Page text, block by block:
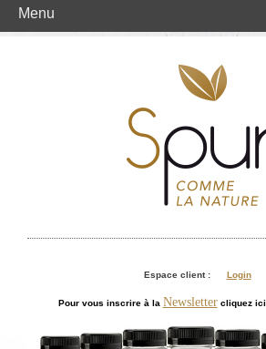
Espace client : Login
Pour vous inscrire à la Newslettercliquez ici
Menu